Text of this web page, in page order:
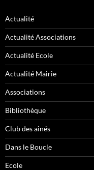
Actualité
Actualité Associations
Actualité Ecole
Actualité Mairie
Associations
Bibliothèque
Club des ainés
Dans le Boucle
Ecole